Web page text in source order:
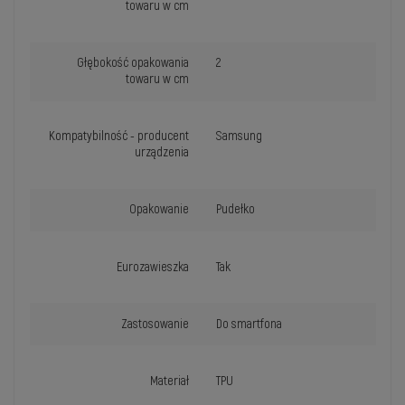
towaru w cm
Głębokość opakowania
towaru w cm
2
Kompatybilność - producent
urządzenia
Samsung
Opakowanie Pudełko
Eurozawieszka Tak
Zastosowanie Do smartfona
Materiał TPU